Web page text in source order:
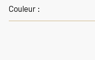
Couleur :